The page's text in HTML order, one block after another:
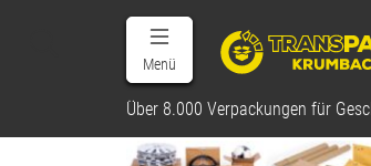
Menü
Über 8.000 Verpackungen für